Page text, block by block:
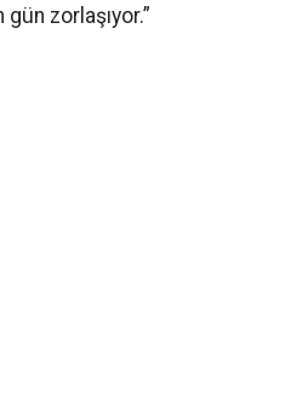
zorlaşıyor.”